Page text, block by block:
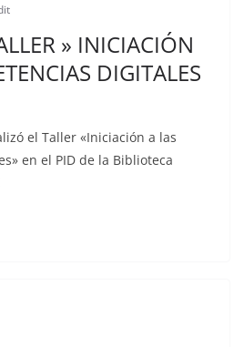
» INICIACIÓN
DIGITALES
el Taller «Iniciación a las
en el PID de la Biblioteca